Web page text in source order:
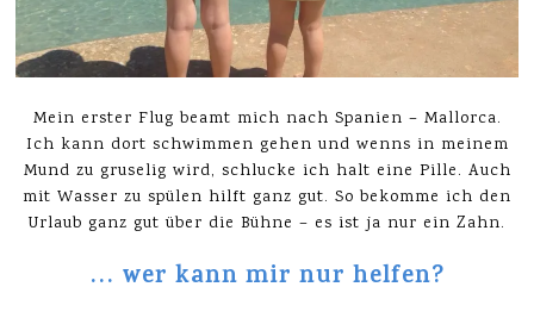
Mein erster Flug beamt mich nach Spanien – Mallorca.
Ich kann dort schwimmen gehen und wenns in meinem
Mund zu gruselig wird, schlucke ich halt eine Pille. Auch
mit Wasser zu spülen hilft ganz gut. So bekomme ich den
Urlaub ganz gut über die Bühne – es ist ja nur ein Zahn.
… wer kann mir nur helfen?